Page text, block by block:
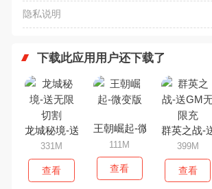
隐私说明
下载此应用用户还下载了
龙城秘境-送无限切割
331M
查看
王朝崛起-微变版
111M
查看
群英之战-
399M
查看